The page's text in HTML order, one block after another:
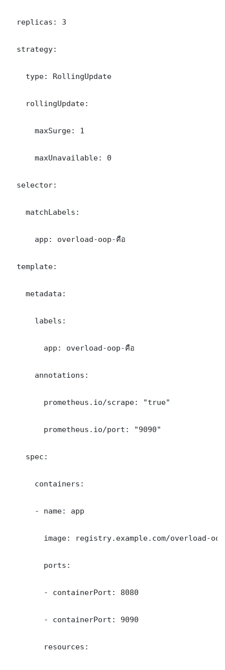
  replicas: 3
  strategy:
    type: RollingUpdate
    rollingUpdate:
      maxSurge: 1
      maxUnavailable: 0
  selector:
    matchLabels:
      app: overload-oop-คือ
  template:
    metadata:
      labels:
        app: overload-oop-คือ
      annotations:
        prometheus.io/scrape: "true"
        prometheus.io/port: "9090"
    spec:
      containers:
      - name: app
image: registry.example.com/overload-
        ports:
        - containerPort: 8080
        - containerPort: 9090
        resources: